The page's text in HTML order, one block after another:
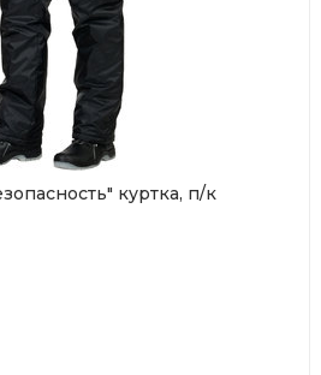
куртка, п/к